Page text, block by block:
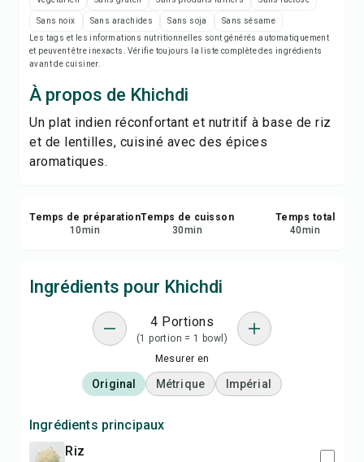
Imprimer la recette
Sans noix Sans arachides Sans soja
Sans sésame
Les tags et les informations nutritionnelles sont générés automatiquement
et peuvent être inexacts. Vérifie toujours la liste complète des ingrédients
avant de cuisiner.
À propos de Khichdi
Un plat indien réconfortant et nutritif à base de riz
et de lentilles, cuisiné avec des épices
aromatiques.
Temps de préparation
10min
Temps de cuisson
30min
Temps total
40min
Ingrédients pour Khichdi
4 Portions
(1 portion = 1 bowl)
Mesurer en
Original Métrique Impérial
Ingrédients principaux
riz